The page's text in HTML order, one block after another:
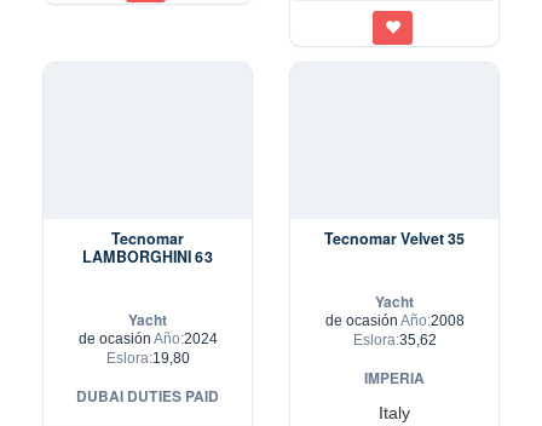
Tecnomar
LAMBORGHINI 63
Yacht
de ocasión Año:2024
Eslora:19,80
DUBAI DUTIES PAID
Tecnomar Velvet 35
Yacht
de ocasión Año:2008
Eslora:35,62
IMPERIA
Italy